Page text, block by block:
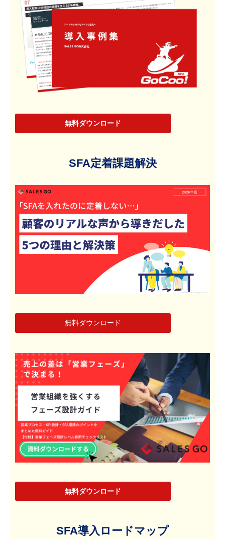
無料ダウンロード
SFA定着課題解決
無料ダウンロード
無料ダウンロード
SFA導入ロードマップ